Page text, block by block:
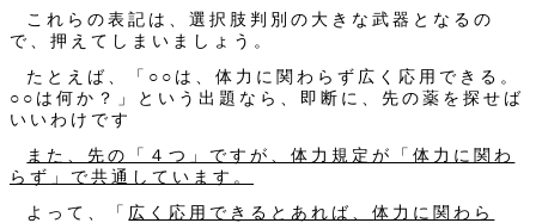
これらの表記は、選択肢判別の大きな武器となるの
で、押えてしまいましょう。
たとえば、「○○は、体力に関わらず広く応用できる。
○○は何か？」という出題なら、即断に、先の薬を探せば
いいわけです
また、先の「４つ」ですが、体力規定が「体力に関わ
らず」で共通しています。
よって、「 広く応用できるとあれば、体力に関わら